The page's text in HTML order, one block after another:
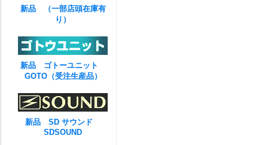
新品 （一部店頭在庫有
り）
新品 ゴトーユニット
GOTO（受注生産品）
新品 SD サウンド
SDSOUND